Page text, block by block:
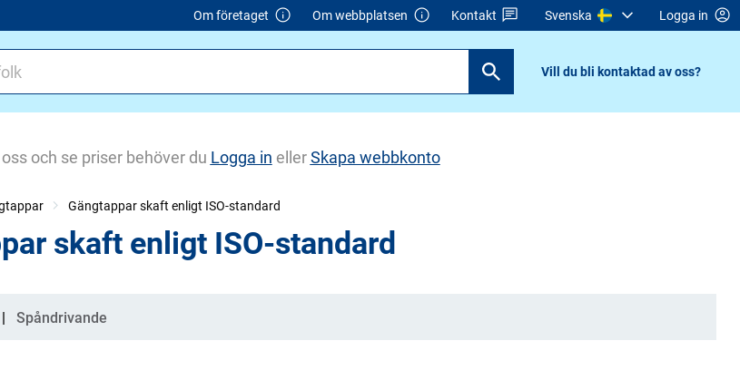
Om företaget Om webbplatsen Kontakt Svenska Logga in
Vill du bli kontaktad av oss?
och se priser behöver du Logga in ellerSkapa webbkonto
Gängtappar skaft enligt ISO-standard
skaft enligt ISO-standard
Spåndrivande